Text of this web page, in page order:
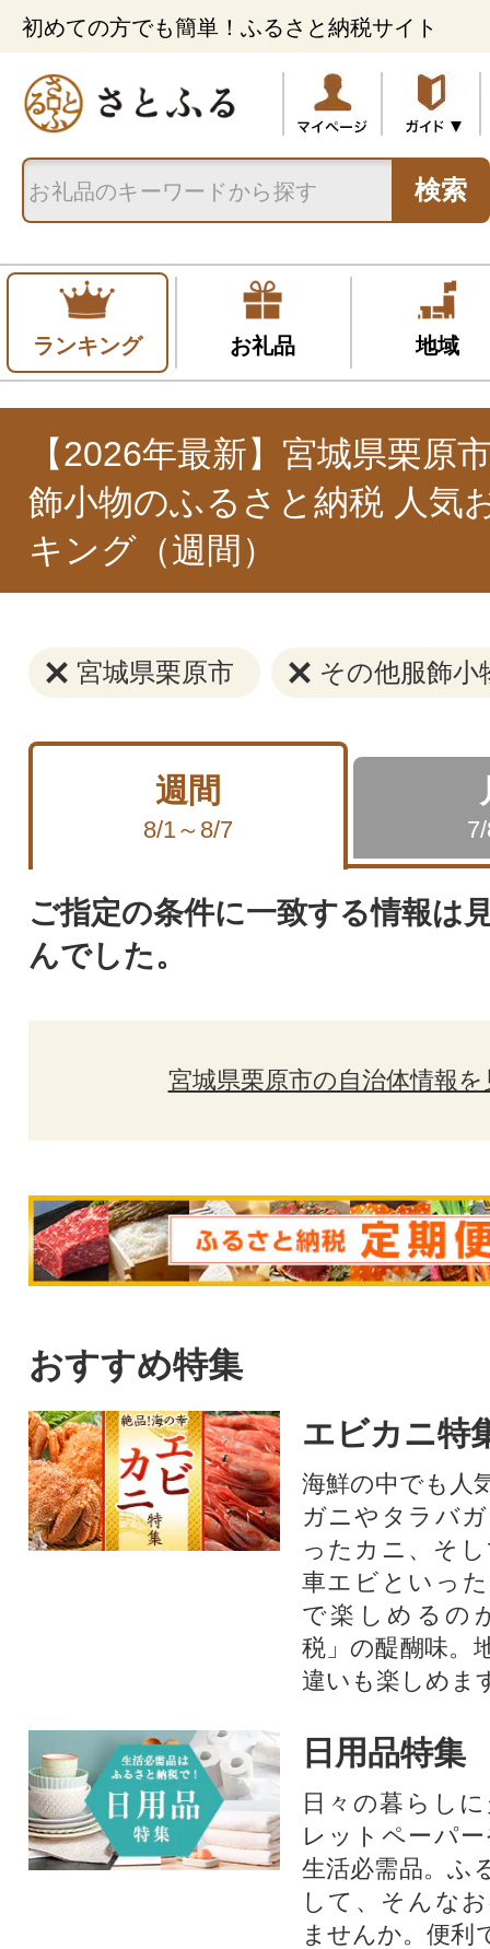
初めての方でも簡単！ふるさと納税サイト
検索
ランキング お礼品 地域
【2026年最新】宮城県栗原
飾小物のふるさと納税 人気
キング（週間）
宮城県栗原市 その他服飾小
週間
8/1～8/7
ご指定の条件に一致する情報は
んでした。
宮城県栗原市の自治体情報を
おすすめ特集
エビカニ特
海鮮の中でも人
ガニやタラバ
ったカニ、そ
車エビといっ
で楽しめるの
税」の醍醐味。
違いも楽しめま
日用品特集
日々の暮らし
レットペーパ
生活必需品。ふ
して、そんな
ませんか。便利